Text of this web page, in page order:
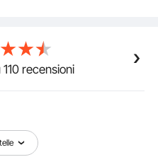
da gioco o da
si trasforma in una
tavolo pieghevole per
impermeabile. Il suo tubo
alta densità è resistente
recensioni